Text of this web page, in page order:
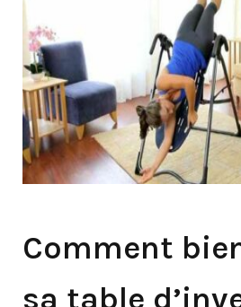
Comment
sa table